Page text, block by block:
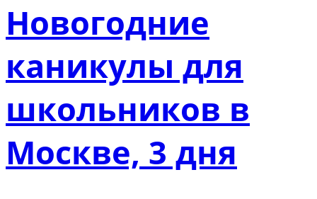
Новогодние
каникулы для
школьников в
Москве, 3 дня